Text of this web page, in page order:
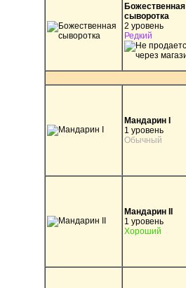
Божественная
сыворотка
2 уровень
Редкий
Мандарин I
1 уровень
Обычный
Мандарин II
1 уровень
Хороший